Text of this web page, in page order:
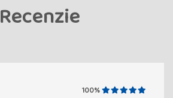
Recenzie
100%